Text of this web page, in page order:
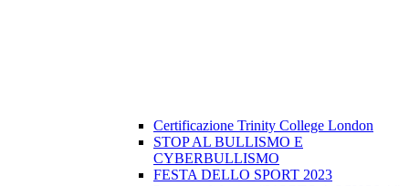
Certificazione Trinity College London
STOP AL BULLISMO E
CYBERBULLISMO
FESTA DELLO SPORT 2023